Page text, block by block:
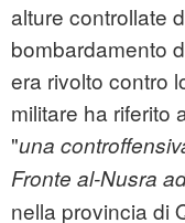
alture controllate
bombardamento
era rivolto contro
militare ha riferito
"una
Fronte al-Nusra
nella provincia di